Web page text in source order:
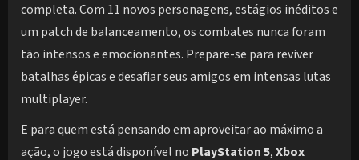
completa. Com 11 novos personagens, estágios inéditos e
um patch de balanceamento, os combates nunca foram
tão intensos e emocionantes. Prepare-se para reviver
batalhas épicas e desafiar seus amigos em intensas lutas
multiplayer.
E para quem está pensando em aproveitar ao máximo a
ação, o jogo está disponível no PlayStation 5,Xbox